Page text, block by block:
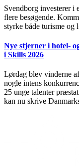
Svendborg investerer i
flere besøgende.
styrke både turisme og
Nye stjerner i hotel-
i Skills 2026
Lørdag blev vinderne
nogle intens
25 unge talenter
kan nu skrive